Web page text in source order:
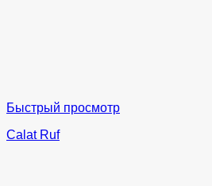
Быстрый просмотр
Calat Ruf